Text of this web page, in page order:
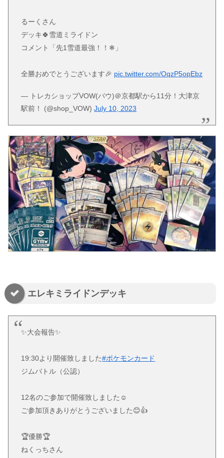
るーくさん
デッキ🍀雪道ミライドン
コメント「先1雪道最強！！❄」
全勝おめでとうございます🎉 pic.twitter.com/OqzP5opEbz
— トレカショップVOW(バウ)＠京都駅から11分！大津京
駅前！ (@shop_VOW)July 10, 2023
エレキミライドンデッキ
✨大会報告✨
19:30より開催致しました#ポケモンカード
ジムバトル（公認）
12名のご参加で開催致しました☺️
ご参加頂きありがとうございました😊👍
🏆優勝🏆
ねくっちさん